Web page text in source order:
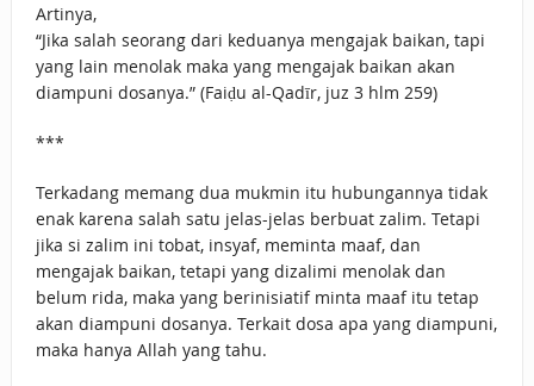
Artinya,
“Jika salah seorang dari keduanya mengajak baikan, tapi
yang lain menolak maka yang mengajak baikan akan
diampuni dosanya.” (Faiḍu al-Qadīr, juz 3 hlm 259)
***
Terkadang memang dua mukmin itu hubungannya tidak
enak karena salah satu jelas-jelas berbuat zalim. Tetapi
jika si zalim ini tobat, insyaf, meminta maaf, dan
mengajak baikan, tetapi yang dizalimi menolak dan
belum rida, maka yang berinisiatif minta maaf itu tetap
akan diampuni dosanya. Terkait dosa apa yang diampuni,
maka hanya Allah yang tahu.